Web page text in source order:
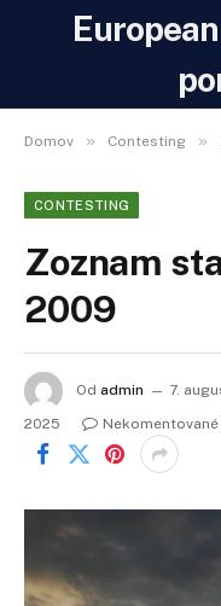
Domov » Contesting »
CONTESTING
Zoznam
2009
Od admin 7.
2025
Nekomentované